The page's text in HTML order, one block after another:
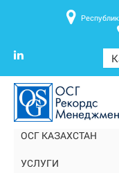
ОСГ КАЗАХСТАН
УСЛУГИ